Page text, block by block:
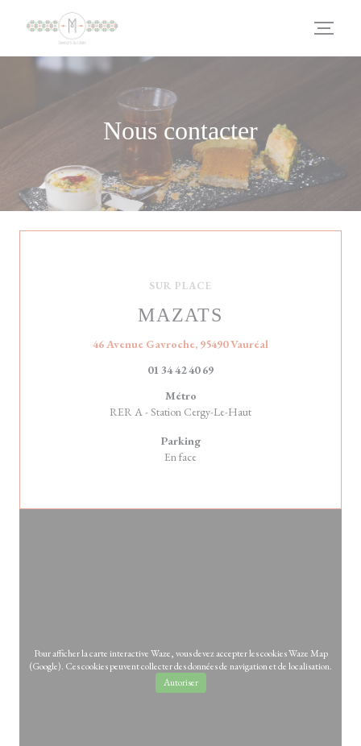
Personnalisation de vos choix en matière de cookies
Nous contacter
SUR PLACE
MAZATS
46 Avenue Gavroche, 95490 Vauréal
01 34 42 40 69
Métro
RER A - Station Cergy-Le-Haut
Parking
En face
Pour afficher la carte interactive Waze, vous devez accepter les cookies Waze Map
(Google). Ces cookies peuvent collecter des données de navigation et de localisation.
Autoriser